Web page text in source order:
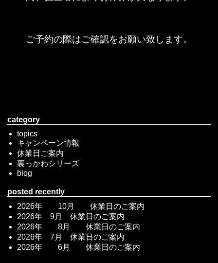
ご予約の際はご確認をお願い致します。
category
topics
キャンペーン情報
休業日ご案内
裏っかわシリーズ
blog
posted recently
2026年 10月 休業日のご案内
2026年 9月 休業日のご案内
2026年 8月 休業日のご案内
2026年 7月 休業日のご案内
2026年 6月 休業日のご案内